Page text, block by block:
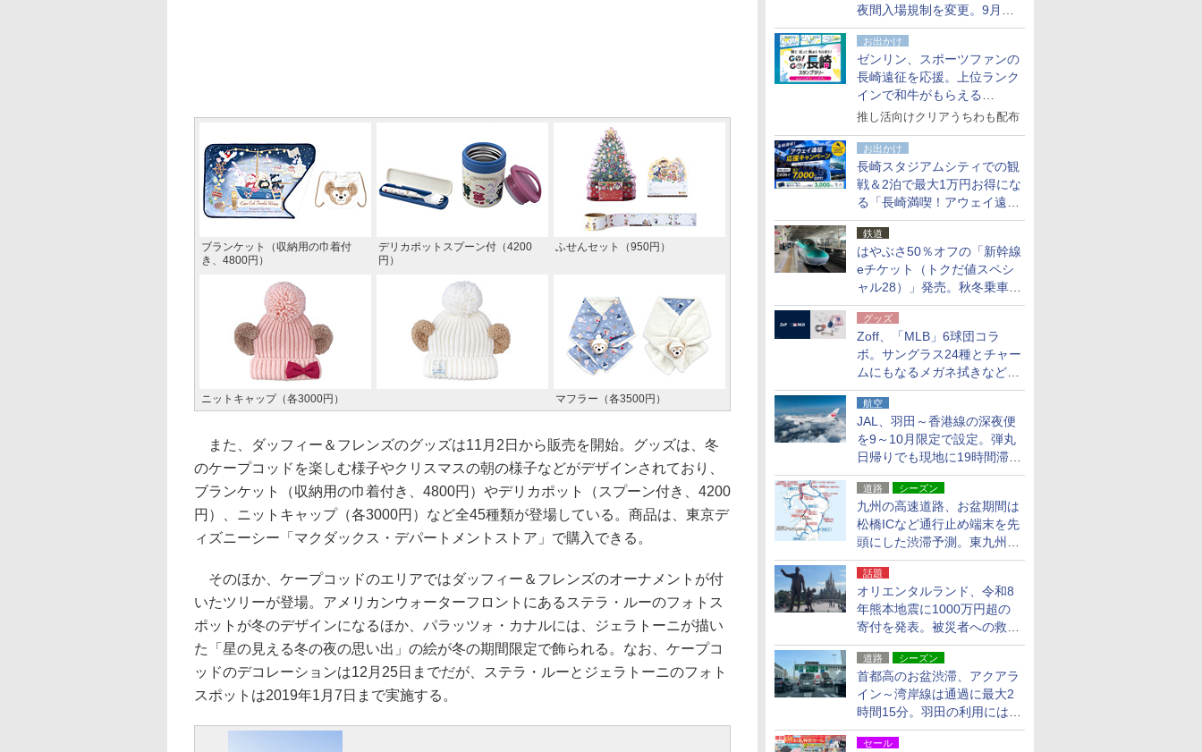
夜間入場規制を変更。9月か
ら18時50分～20時ごろに
お出かけ
ゼンリン、スポーツファンの
長崎遠征を応援。上位ランク
インで和牛がもらえる
「GO！GO！長崎スタンプラ
推し活向けクリアうちわも配布
お出かけ
長崎スタジアムシティでの観
戦＆2泊で最大1万円お得にな
る「長崎満喫！アウェイ遠征
応援キャンペーン」
鉄道
はやぶさ50％オフの「新幹線
eチケット（トクだ値スペシ
ャル28）」発売。秋冬乗車
分、えきねっと限定
グッズ
Zoff、「MLB」6球団コラ
ボ。サングラス24種とチャー
ムにもなるメガネ拭きなど雑
貨24種
航空
JAL、羽田～香港線の深夜便
を9～10月限定で設定。弾丸
日帰りでも現地に19時間滞在
できる
道路 シーズン
九州の高速道路、お盆期間は
松橋ICなど通行止め端末を先
頭にした渋滞予測。東九州道
への迂回は料金調整を実施
話題
オリエンタルランド、令和8
年熊本地震に1000万円超の
寄付を発表。被災者への救援
活動・復旧支援
道路 シーズン
首都高のお盆渋滞、アクアラ
イン～湾岸線は通過に最大2
時間15分。羽田の利用には
「空港西出口」の利用検討を
セール
ブランケット（収納用の巾着付
き、4800円）
デリカポットスプーン付（4200
円）
ふせんセット（950円）
ニットキャップ（各3000円） マフラー（各3500円）
また、ダッフィー＆フレンズのグッズは11月2日から販売を開始。グッズは、冬
のケープコッドを楽しむ様子やクリスマスの朝の様子などがデザインされており、
ブランケット（収納用の巾着付き、4800円）やデリカポット（スプーン付き、4200
円）、ニットキャップ（各3000円）など全45種類が登場している。商品は、東京デ
ィズニーシー「マクダックス・デパートメントストア」で購入できる。
そのほか、ケープコッドのエリアではダッフィー＆フレンズのオーナメントが付
いたツリーが登場。アメリカンウォーターフロントにあるステラ・ルーのフォトス
ポットが冬のデザインになるほか、パラッツォ・カナルには、ジェラトーニが描い
た「星の見える冬の夜の思い出」の絵が冬の期間限定で飾られる。なお、ケープコ
ッドのデコレーションは12月25日までだが、ステラ・ルーとジェラトーニのフォト
スポットは2019年1月7日まで実施する。